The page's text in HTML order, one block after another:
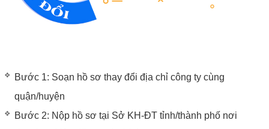
Bước 1: Soạn hồ sơ thay đổi địa chỉ công ty cùng
quận/huyện
Bước 2: Nộp hồ sơ tại Sở KH-ĐT tỉnh/thành phố nơi